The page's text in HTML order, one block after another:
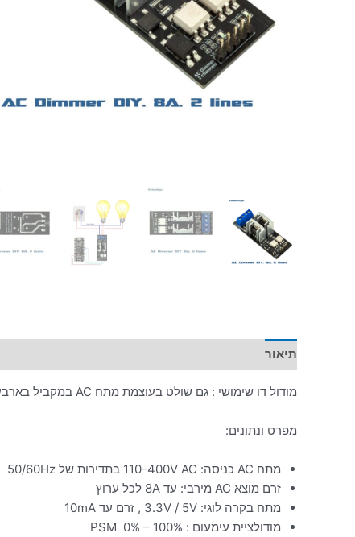
תיאור
מודול דו שימושי : גם שולט בעוצמת מתח AC במקביל בארבעה ערוצים בלתי תלויים אחד באחר
מפרט ונתונים:
מתח AC כניסה: 110-400V AC בתדירות של 50/60Hz
זרם מוצא AC מירבי: עד 8A לכל ערוץ
מתח בקרה לוגי: 3.3V / 5V , זרם עד 10mA
מודולציית עימעום : PSM 0% – 100%